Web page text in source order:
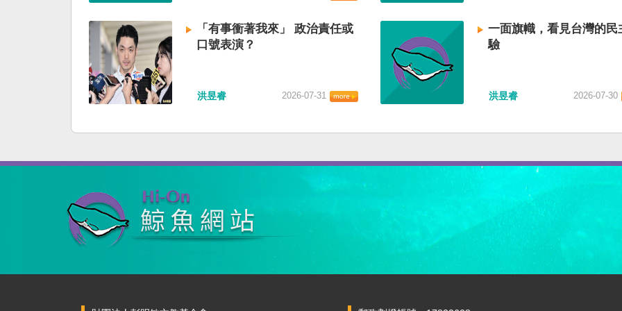
「有事衝著我來」 政治責任或
口號表演？
洪昱睿 2026-07-31
一面旗幟，看見台灣的民
驗
洪昱睿 2026-07-30